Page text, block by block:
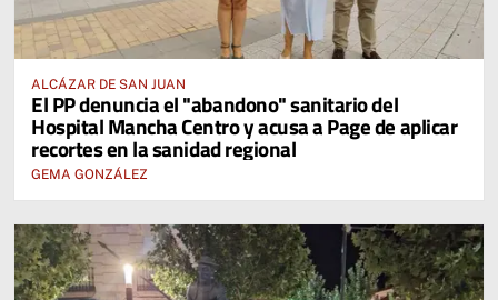
ALCÁZAR DE SAN JUAN
El PP denuncia el "abandono" sanitario del
Hospital Mancha Centro y acusa a Page de aplicar
recortes en la sanidad regional
GEMA GONZÁLEZ